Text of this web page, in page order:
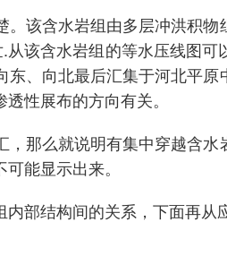
该含水岩组由多层冲洪积
该含水岩组的等水压线图
、向北最后汇集于河北平
性展布的方向有关。
那么就说明有集中穿越含
能显示出来。
部结构间的关系，下面再从